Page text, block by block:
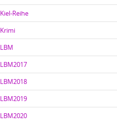
Kiel-Reihe
Krimi
LBM
LBM2017
LBM2018
LBM2019
LBM2020